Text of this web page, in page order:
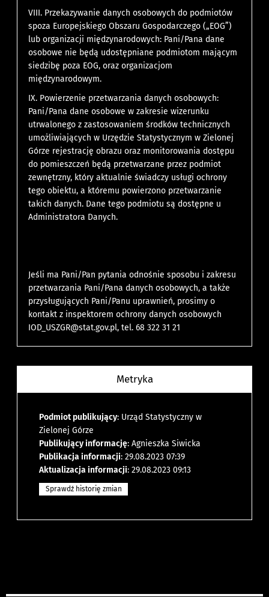
VIII. Przekazywanie danych osobowych do podmiotów
spoza Europejskiego Obszaru Gospodarczego („EOG”)
lub organizacji międzynarodowych: Pani/Pana dane
osobowe nie będą udostępniane podmiotom mającym
siedzibę poza EOG, oraz organizacjom
międzynarodowym.
IX. Powierzenie przetwarzania danych osobowych:
Pani/Pana dane osobowe w zakresie wizerunku
utrwalonego z zastosowaniem środków technicznych
umożliwiających w Urzędzie Statystycznym w Zielonej
Górze rejestrację obrazu oraz monitorowania dostępu
do pomieszczeń będą przetwarzane przez podmiot
zewnętrzny, który aktualnie świadczy usługi ochrony
tego obiektu, a któremu powierzono przetwarzanie
takich danych. Dane tego podmiotu są dostępne u
Administratora Danych.
Jeśli ma Pani/Pan pytania odnośnie sposobu i zakresu
przetwarzania Pani/Pana danych osobowych, a także
przysługujących Pani/Panu uprawnień, prosimy o
kontakt z inspektorem ochrony danych osobowych
IOD_USZGR@stat.gov.pl, tel. 68 322 31 21
Metryka
Podmiot publikujący: Urząd Statystyczny w
Zielonej Górze
Publikujący informację: Agnieszka Siwicka
Publikacja informacji: 29.08.2023 07:39
Aktualizacja informacji: 29.08.2023 09:13
Sprawdź historię zmian